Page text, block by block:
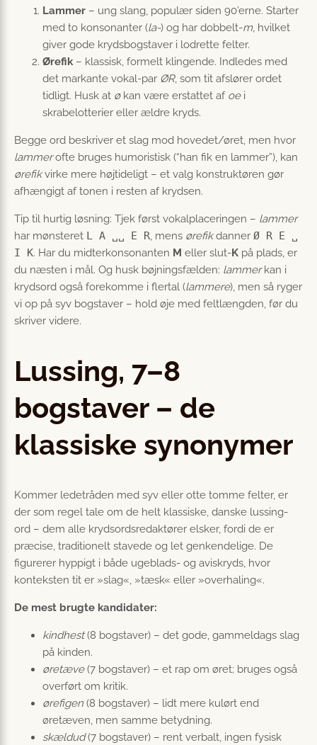
Lammer – ung slang, populær siden 90’erne. Starter
med to konsonanter (la-) og har dobbelt-m, hvilket
giver gode krydsbogstaver i lodrette felter.
Ørefik– klassisk, formelt klingende. Indledes med
det markante vokal-par ØR, som tit afslører ordet
tidligt. Husk at økan være erstattet af oei
skrabelotterier eller ældre kryds.
Begge ord beskriver et slag mod hovedet/øret, men hvor
lammerofte bruges humoristisk (“han fik en lammer”), kan
ørefikvirke mere højtideligt – et valg konstruktøren gør
afhængigt af tonen i resten af krydsen.
Tip til hurtig løsning: Tjek først vokalplaceringen – lammer
har mønsteret L A ␣␣ E R, mens ørefikdanner Ø R E ␣
I K. Har du midterkonsonanten M eller slut-K på plads, er
du næsten i mål. Og husk bøjningsfælden: lammerkan i
krydsord også forekomme i flertal (lammere), men så ryger
vi op på syv bogstaver – hold øje med feltlængden, før du
skriver videre.
Lussing, 7–8
bogstaver – de
klassiske synonymer
Kommer ledetråden med syv eller otte tomme felter, er
der som regel tale om de helt klassiske, danske lussing-
ord – dem alle krydsordsredaktører elsker, fordi de er
præcise, traditionelt stavede og let genkendelige. De
figurerer hyppigt i både ugeblads- og aviskryds, hvor
konteksten tit er »slag«, »tæsk« eller »overhaling«.
De mest brugte kandidater:
kindhest(8 bogstaver) – det gode, gammeldags slag
på kinden.
øretæve(7 bogstaver) – et rap om øret; bruges også
overført om kritik.
ørefigen (8 bogstaver) – lidt mere kulørt end
øretæven, men samme betydning.
skældud(7 bogstaver) – rent verbalt, ingen fysisk